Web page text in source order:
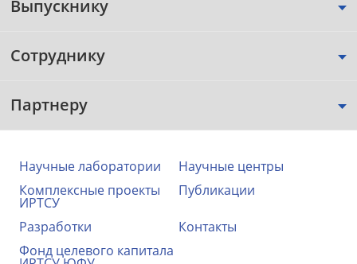
Выпускнику
Сотруднику
Партнеру
Научные лаборатории
Научные центры
Комплексные проекты
ИРТСУ
Публикации
Разработки
Контакты
Фонд целевого капитала